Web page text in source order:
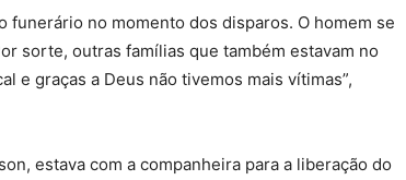
funerário no momento dos disparos. O homem se
sorte, outras famílias que também estavam no
e graças a Deus não tivemos mais vítimas”,
estava com a companheira para a liberação do